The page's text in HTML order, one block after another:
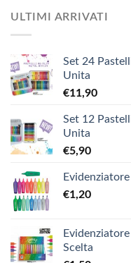
ULTIMI ARRIVATI
Set 24
Unita
€11,90
Set 12
Unita
€5,90
€1,20
Scelta